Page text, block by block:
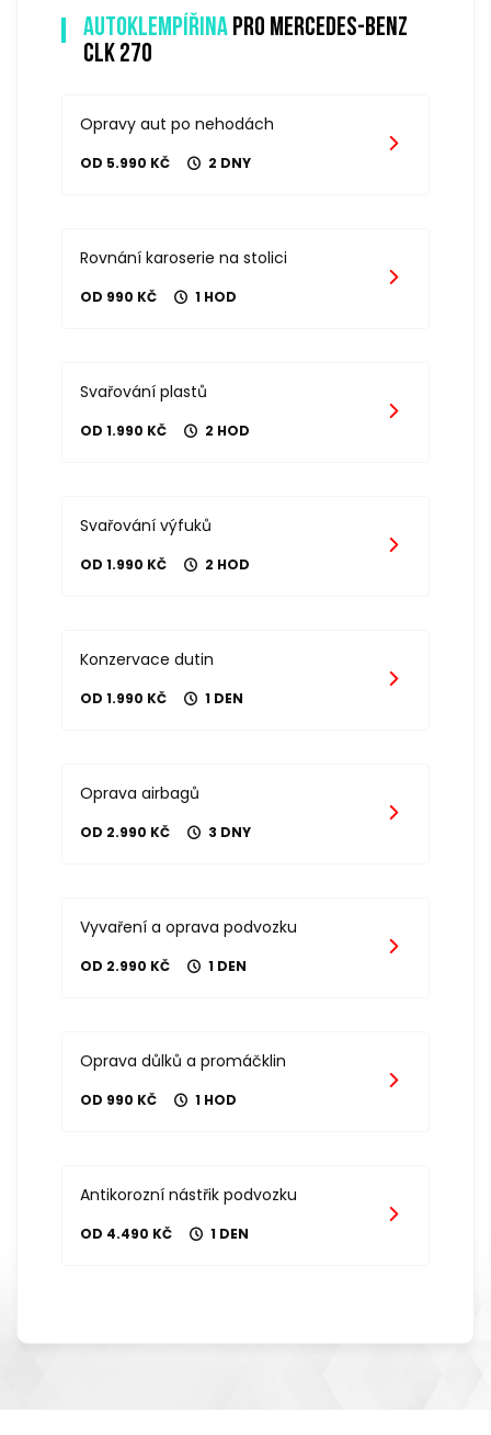
Autoklempířina pro mercedes-benz
clk 270
Opravy aut po nehodách
OD 5.990 KČ 2 DNY
Rovnání karoserie na stolici
OD 990 KČ 1 HOD
Svařování plastů
OD 1.990 KČ 2 HOD
Svařování výfuků
OD 1.990 KČ 2 HOD
Konzervace dutin
OD 1.990 KČ 1 DEN
Oprava airbagů
OD 2.990 KČ 3 DNY
Vyvaření a oprava podvozku
OD 2.990 KČ 1 DEN
Oprava důlků a promáčklin
OD 990 KČ 1 HOD
Antikorozní nástřik podvozku
OD 4.490 KČ 1 DEN